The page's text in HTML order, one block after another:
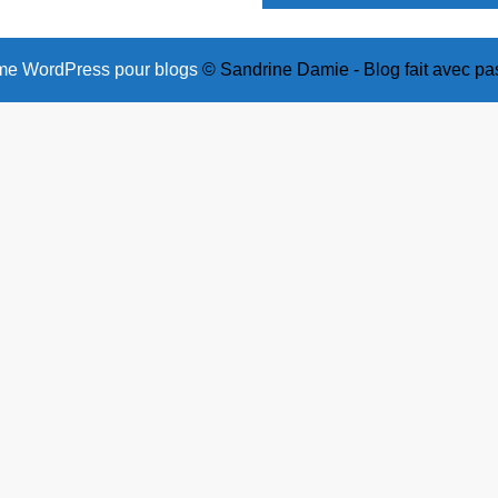
WordPress pour blogs© Sandrine Damie - Blog fait avec